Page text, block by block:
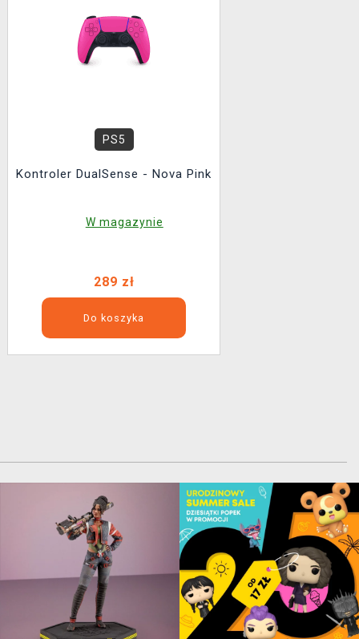
PS5
Kontroler DualSense - Nova Pink
W magazynie
289 zł
Do koszyka